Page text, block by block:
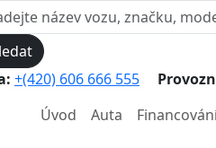
+(420) 606 666 555
Úvod
Auta